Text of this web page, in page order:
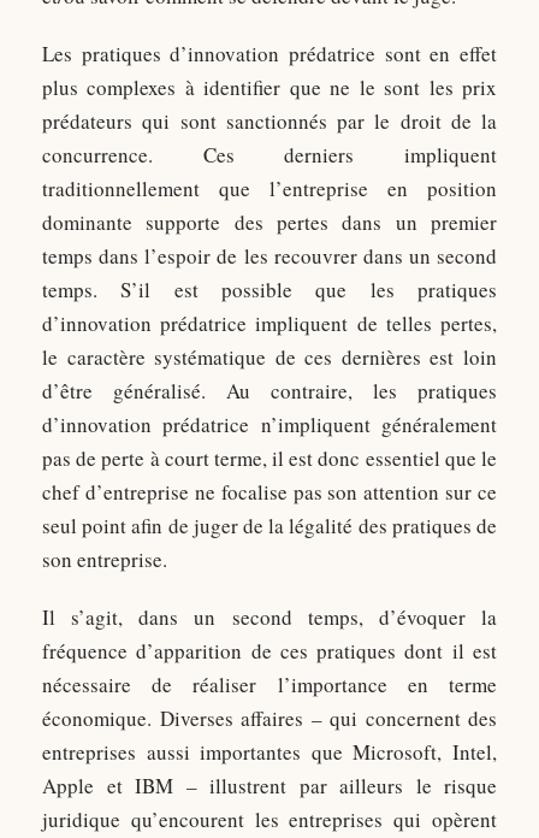
Les pratiques d’innovation prédatrice sont en effet
plus complexes à identifier que ne le sont les prix
prédateurs qui sont sanctionnés par le droit de la
concurrence. Ces derniers impliquent
traditionnellement que l’entreprise en position
dominante supporte des pertes dans un premier
temps dans l’espoir de les recouvrer dans un second
temps. S’il est possible que les pratiques
d’innovation prédatrice impliquent de telles pertes,
le caractère systématique de ces dernières est loin
d’être généralisé. Au contraire, les pratiques
d’innovation prédatrice n’impliquent généralement
pas de perte à court terme, il est donc essentiel que le
chef d’entreprise ne focalise pas son attention sur ce
seul point afin de juger de la légalité des pratiques de
son entreprise.
Il s’agit, dans un second temps, d’évoquer la
fréquence d’apparition de ces pratiques dont il est
nécessaire de réaliser l’importance en terme
économique. Diverses affaires – qui concernent des
entreprises aussi importantes que Microsoft, Intel,
Apple et IBM – illustrent par ailleurs le risque
juridique qu’encourent les entreprises qui opèrent